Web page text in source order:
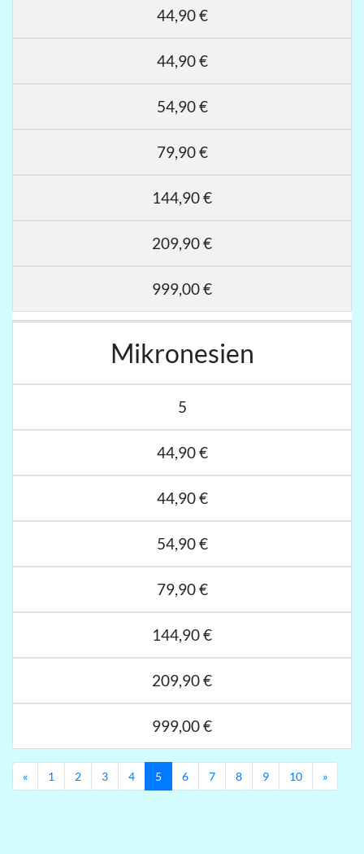
44,90 €
44,90 €
54,90 €
79,90 €
144,90 €
209,90 €
999,00 €
Mikronesien
5
44,90 €
44,90 €
54,90 €
79,90 €
144,90 €
209,90 €
999,00 €
«Previous
1 2 3 4 5 6 7 8 9 10 »Next